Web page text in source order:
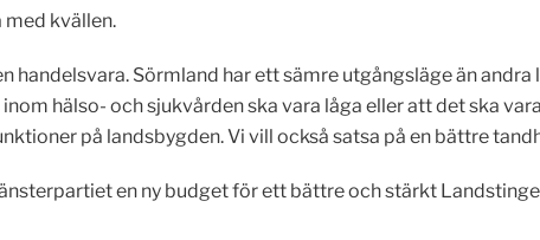
med kvällen.
handelsvara. Sörmland har ett sämre utgångsläge än
hälso- och sjukvården ska vara låga eller att det ska
på landsbygden. Vi vill också satsa på en bättre
en ny budget för ett bättre och stärkt